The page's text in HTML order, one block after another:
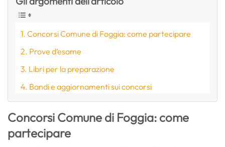
Concorsi Comune di Foggia: come partecipare
Prove d’esame
Libri per la preparazione
Bandi e aggiornamenti sui concorsi
Concorsi Comune di Foggia: come
partecipare